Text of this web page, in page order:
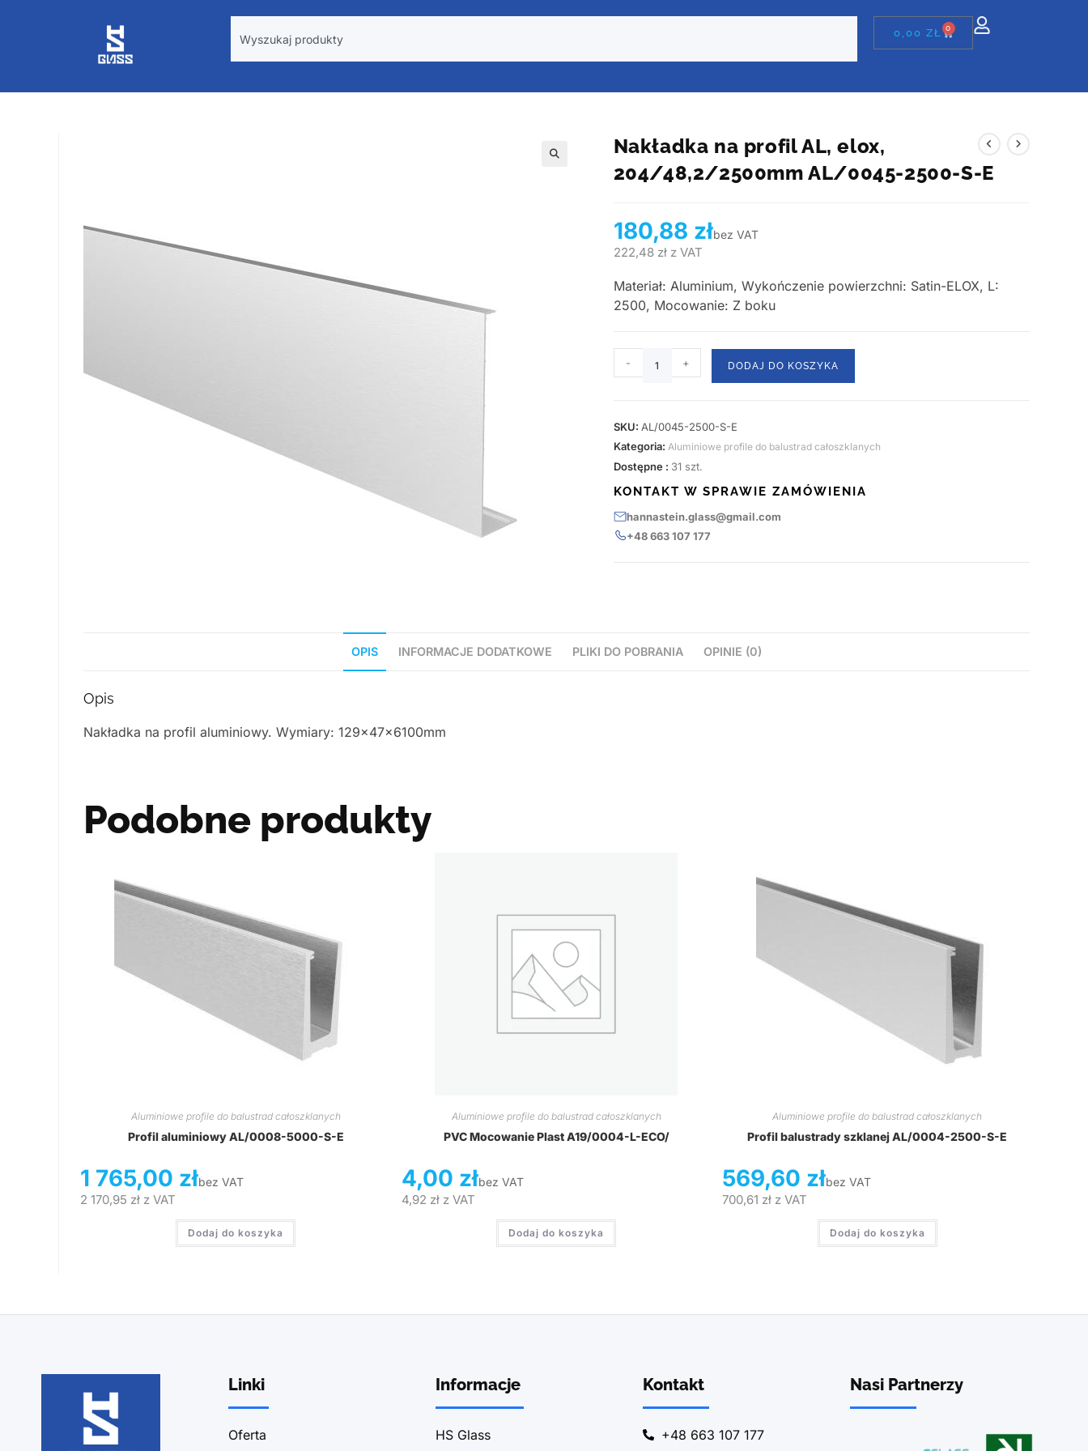
0,00ZŁ 0
Nakładka na profil AL, elox,
204/48,2/2500mm AL/0045-2500-S-E
180,88 złbez VAT
222,48 złz VAT
Materiał: Aluminium, Wykończenie powierzchni: Satin-ELOX, L:
2500, Mocowanie: Z boku
- + DODAJ DO KOSZYKA
SKU: AL/0045-2500-S-E
Kategoria: Aluminiowe profile do balustrad całoszklanych
Dostępne : 31 szt.
KONTAKT W SPRAWIE ZAMÓWIENIA
hannastein.glass@gmail.com
+48 663 107 177
OPIS INFORMACJE DODATKOWE PLIKI DO POBRANIA OPINIE (0)
Opis
Nakładka na profil aluminiowy. Wymiary: 129x47x6100mm
Podobne produkty
Aluminiowe profile do balustrad całoszklanych
Profil aluminiowy AL/0008-5000-S-E
1 765,00 złbez VAT
2 170,95 zł z VAT
Dodaj do koszyka
Aluminiowe profile do balustrad całoszklanych
PVC Mocowanie Plast A19/0004-L-ECO/
4,00 złbez VAT
4,92 złz VAT
Dodaj do koszyka
Aluminiowe profile do balustrad całoszklanych
Profil balustrady szklanej AL/0004-2500-S-E
569,60 złbez VAT
700,61 złz VAT
Dodaj do koszyka
Linki
Oferta
Informacje
HS Glass
Kontakt
+48 663 107 177
Nasi Partnerzy